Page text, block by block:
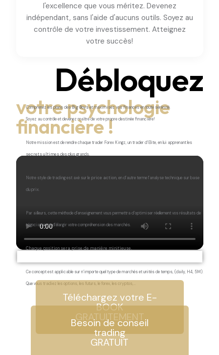
l'excellence que vous méritez. Devenez
indépendant, sans l'aide d'aucuns outils. Soyez au
contrôle de votre investissement. Atteignez
votre succès!
Débloquez
votre psychologie
financière !
Comprenez les plans desBig Boyset maximisez vos finances en toute sérénité.
Soyez au contrôle et devenez maître de votre propre destinée financière!
Notre mission est de rendre chaque trader Forex Kingz, un trader d’Elite, en lui apprenant les
secrets ultimesdes plus grands.
Notre style de trading est axé sur le price action, en d’autre terme l’analyse technique sur base
du prix.
Par ailleurs, cette méthode d’enseignement vous permettra d’optimiser réellement vos résultats de
négociation et d’élargir votre compréhension des marchés.
Chaque position sera prise de manière minitieuse.
Ce concept est applicable sur n’importe quel type de marchés et unités de temps, (daily, H4, 5M).
Que vous tradiez les options, les futurs, le forex, les cryptos,…
Téléchargez votre E-
BOOK
GRATUITEMENT
Besoin de conseil
trading
GRATUIT